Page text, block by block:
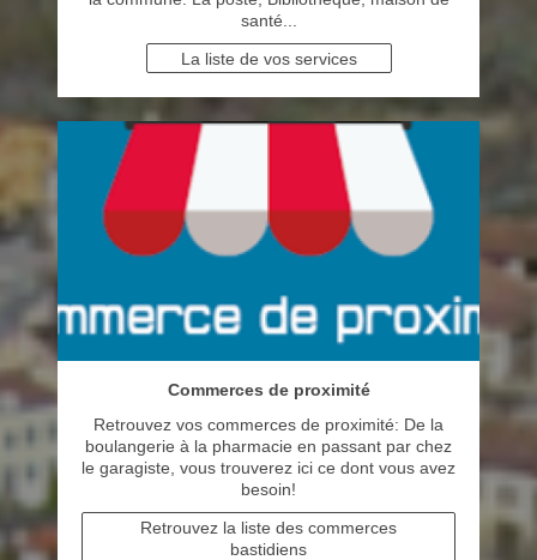
santé...
La liste de vos services
Commerces de proximité
Retrouvez vos commerces de proximité: De la
boulangerie à la pharmacie en passant par chez
le garagiste, vous trouverez ici ce dont vous avez
besoin!
Retrouvez la liste des commerces
bastidiens